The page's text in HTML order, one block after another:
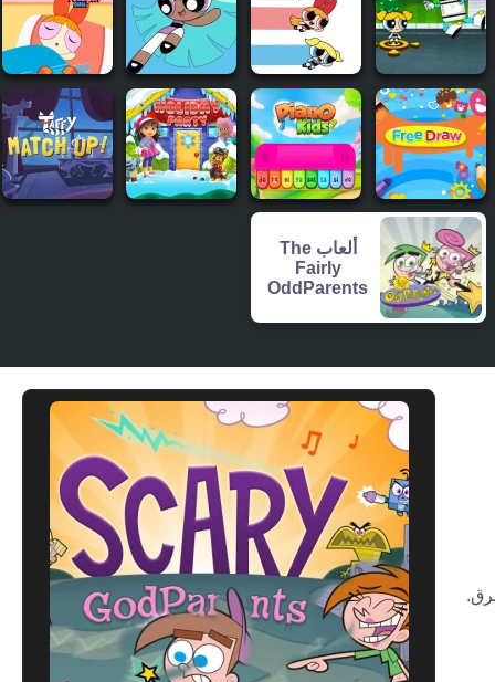
ألعاب The
Fairly
OddParents